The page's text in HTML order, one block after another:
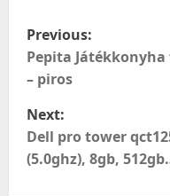
P
o
s
t
n
Previous:
Pepita
– piros
Next:
Dell pro tower
(5.0ghz), 8gb,